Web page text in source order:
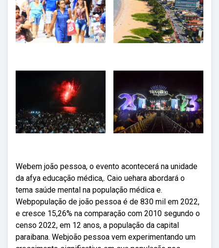
Webem joão pessoa, o evento acontecerá na unidade
da afya educação médica,. Caio uehara abordará o
tema saúde mental na população médica e.
Webpopulação de joão pessoa é de 830 mil em 2022,
e cresce 15,26% na comparação com 2010 segundo o
censo 2022, em 12 anos, a população da capital
paraibana. Webjoão pessoa vem experimentando um